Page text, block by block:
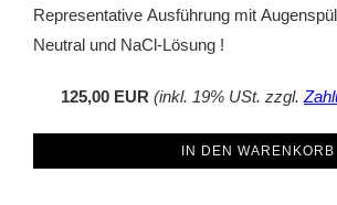
Representative Ausführung mit
Neutral und NaCl-Lösung !
125,00 EUR (inkl. 19% USt. zzgl.
IN DEN WARENKORB